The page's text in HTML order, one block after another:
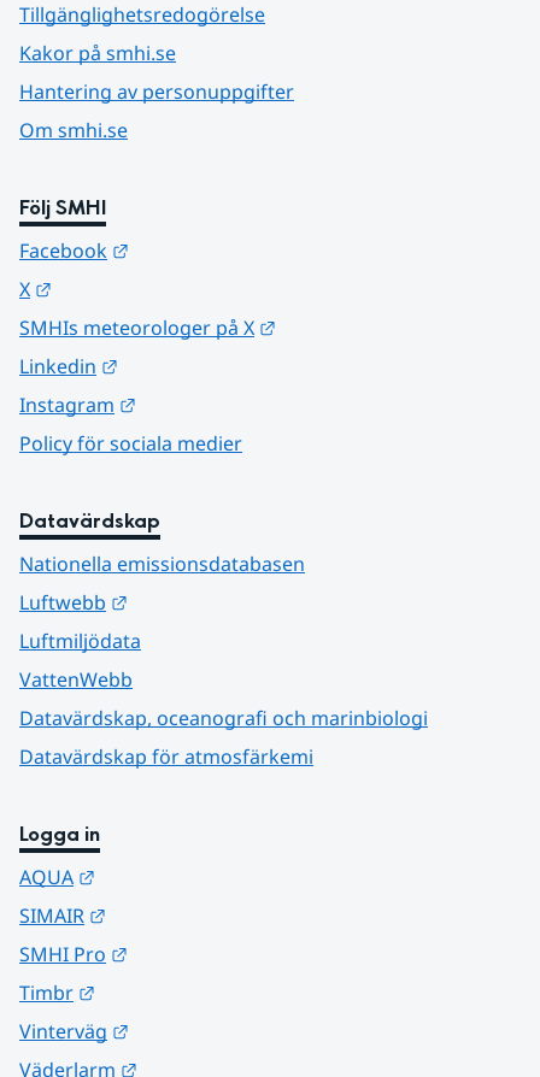
Tillgänglighetsredogörelse
Kakor på smhi.se
Hantering av personuppgifter
Om smhi.se
Följ SMHI
Facebook
X
SMHIs meteorologer på X
Linkedin
Instagram
Policy för sociala medier
Datavärdskap
Nationella emissionsdatabasen
Luftwebb
Luftmiljödata
VattenWebb
Datavärdskap, oceanografi och marinbiologi
Datavärdskap för atmosfärkemi
Logga in
AQUA
SIMAIR
SMHI Pro
Timbr
Vinterväg
Väderlarm